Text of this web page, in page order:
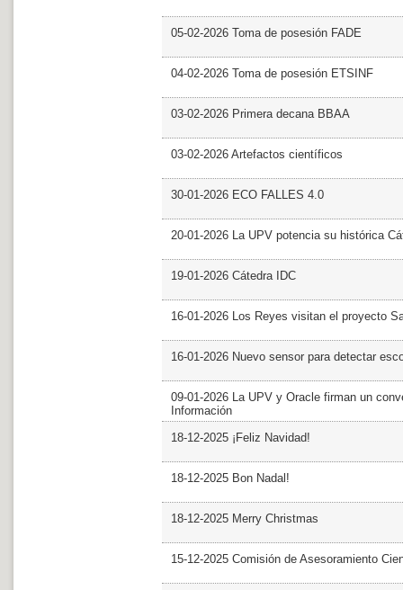
05-02-2026 Toma de posesión FADE
04-02-2026 Toma de posesión ETSINF
03-02-2026 Primera decana BBAA
03-02-2026 Artefactos científicos
30-01-2026 ECO FALLES 4.0
20-01-2026 La UPV potencia su histórica
19-01-2026 Cátedra IDC
16-01-2026 Los Reyes visitan el proyecto
16-01-2026 Nuevo sensor para detectar
09-01-2026 La UPV y Oracle firman un
Información
18-12-2025 ¡Feliz Navidad!
18-12-2025 Bon Nadal!
18-12-2025 Merry Christmas
15-12-2025 Comisión de Asesoramiento